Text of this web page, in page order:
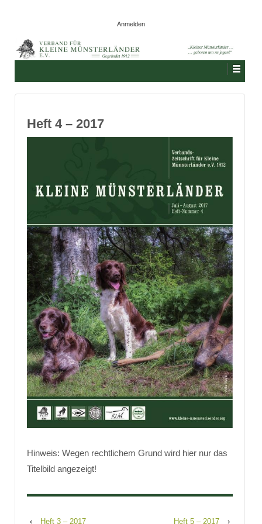
Anmelden
Heft 4 – 2017
Hinweis: Wegen rechtlichem Grund wird hier nur das
Titelbild angezeigt!
‹ Heft 3 – 2017 Heft 5 – 2017 ›